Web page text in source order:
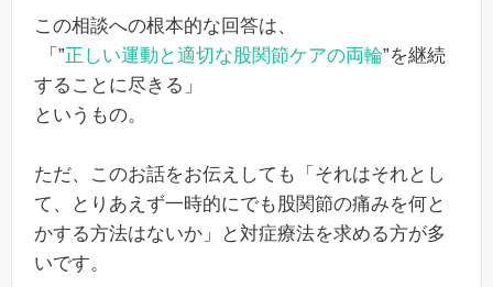
この相談への根本的な回答は、
「”正しい運動と適切な股関節ケアの両輪”を継続
することに尽きる」
というもの。
ただ、このお話をお伝えしても「それはそれとし
て、とりあえず一時的にでも股関節の痛みを何と
かする方法はないか」と対症療法を求める方が多
いです。